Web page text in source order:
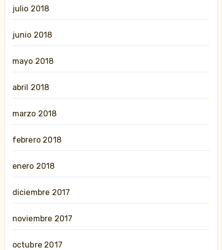
julio 2018
junio 2018
mayo 2018
abril 2018
marzo 2018
febrero 2018
enero 2018
diciembre 2017
noviembre 2017
octubre 2017